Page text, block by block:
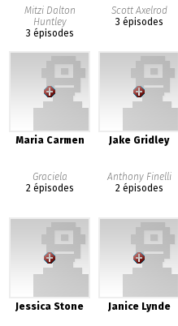
Mitzi Dalton
Huntley
3 épisodes
Scott Axelrod
3 épisodes
Maria Carmen
Graciela
2 épisodes
Jake Gridley
Anthony Finelli
2 épisodes
Jessica Stone Janice Lynde